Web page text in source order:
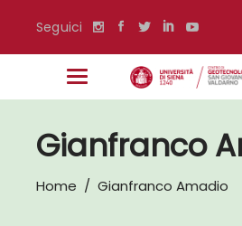
Seguici
Gianfranco
Home / Gianfranco Amadio